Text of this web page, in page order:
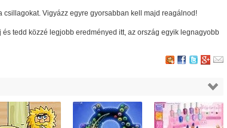
Vigyázz egyre gyorsabban kell majd reagálnod!
és tedd közzé legjobb eredményed itt, az ország egyik legnagyobb